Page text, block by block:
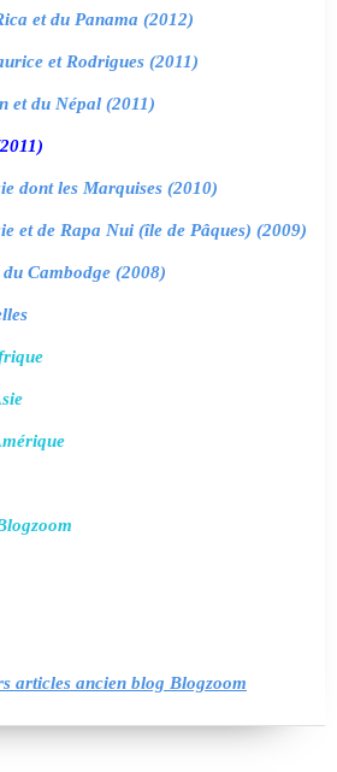
et du Panama (2012)
et Rodrigues (2011)
et du Népal (2011)
dont les Marquises (2010)
et de Rapa Nui (île de Pâques) (2009)
Cambodge (2008)
articles ancien blog Blogzoom